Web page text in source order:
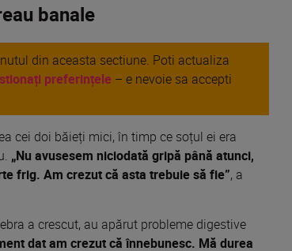
banale
din aceasta sectiune. Poti actualiza
preferințele – e nevoie sa accepti
cei doi băieți mici, în timp ce soțul ei era
„Nu avusesem niciodată gripă până atunci,
frig. Am crezut că asta trebuie să fie”, a
a crescut, au apărut probleme digestive
dat am crezut că înnebunesc. Mă durea